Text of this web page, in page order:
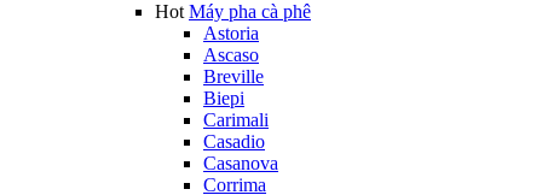
Hot Máy pha cà phê
Astoria
Ascaso
Breville
Biepi
Carimali
Casadio
Casanova
Corrima